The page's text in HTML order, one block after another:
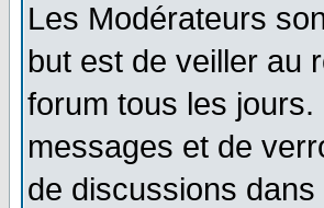
Les Modérateurs
but est de veiller au
forum tous les
messages et de
de discussions